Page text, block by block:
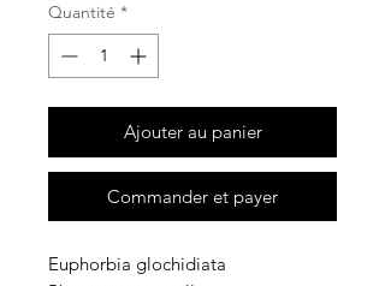
Quantité *
Ajouter au panier
Commander et payer
Euphorbia glochidiata